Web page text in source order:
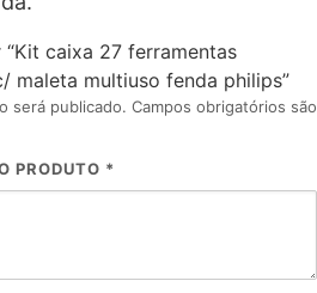
caixa 27 ferramentas
maleta multiuso fenda philips”
será publicado. Campos obrigatórios são
PRODUTO *